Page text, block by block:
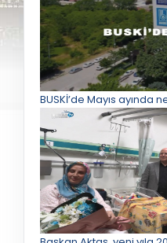
BUSKİ’de Mayıs ayında